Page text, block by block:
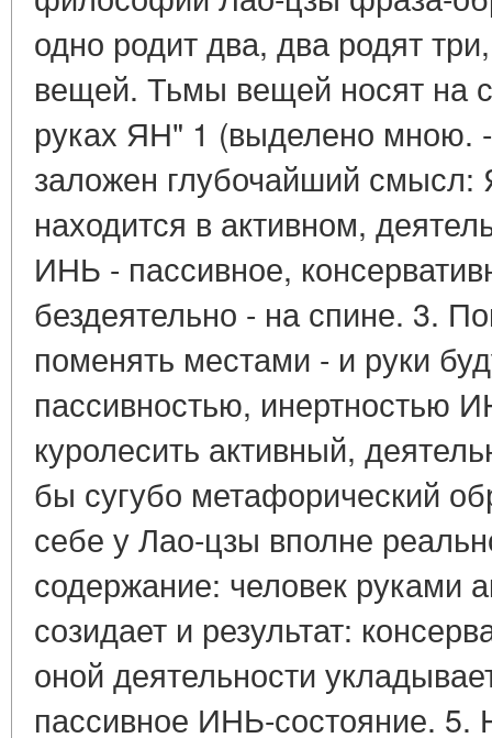
одно родит два, два родят
вещей. Тьмы вещей носят на
руках ЯН" 1 (выделено мною.
заложен глубочайший смысл:
находится в активном,
ИНЬ - пассивное,
бездеятельно - на спине. 3.
поменять местами - и руки
пассивностью, инертностью
куролесить активный,
бы сугубо метафорический
себе у Лао-цзы вполне
содержание: человек руками
созидает и результат:
оной деятельности
пассивное ИНЬ-состояние. 5.